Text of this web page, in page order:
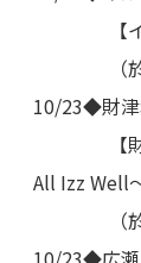
【イル
（於：
10/23◆財
【財津
All Izz Well
（於：